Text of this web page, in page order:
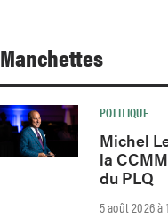
Manchettes
POLITIQUE
Michel
la
du PLQ
5 août 2026 à